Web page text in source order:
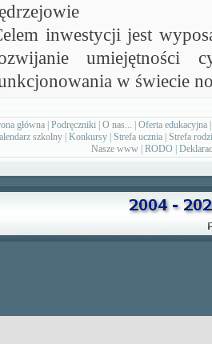
inwestycji jest
umiejętności
w świecie
główna Podręczniki O nas... Oferta edukacyjna
szkolny Konkursy Strefa ucznia Strefa
Nasze www RODO